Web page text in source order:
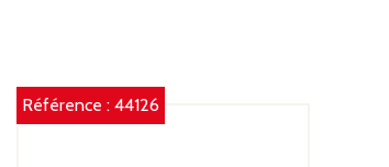
Référence :44126